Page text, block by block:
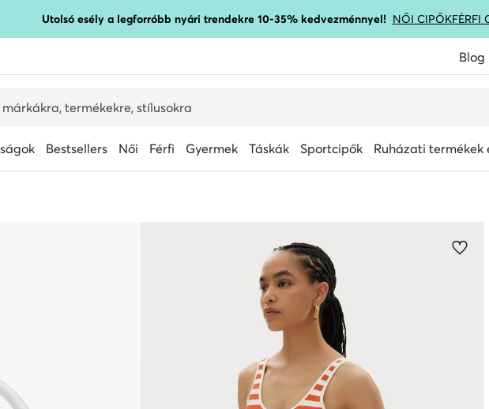
Utolsó esély a legforróbb nyári trendekre 10-35% kedvezménnyel! NŐI CIPŐKFÉRFI
Blog
Bestsellers Női Férfi Gyermek Táskák Sportcipők Ruházati termékek